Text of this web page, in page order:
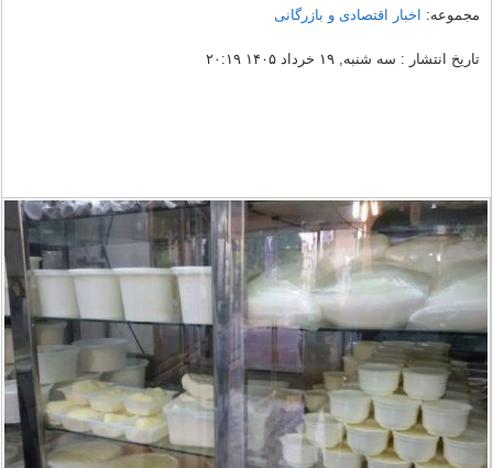
مجموعه: اخبار اقتصادی و بازرگانی
تاریخ انتشار : سه شنبه, ۱۹ خرداد ۱۴۰۵ ۲۰:۱۹